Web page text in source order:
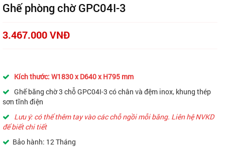
Ghế phòng chờ GPC04I-3
3.467.000 VNĐ
Kích thước: W1830 x D640 x H795 mm
Ghế băng chờ 3 chỗ GPC04I-3 có chân và đệm inox, khung thép
sơn tĩnh điện
Lưu ý: có thể thêm tay vào các chỗ ngồi mỗi băng. Liên hệ NVKD
để biết chi tiết
Bảo hành: 12 Tháng